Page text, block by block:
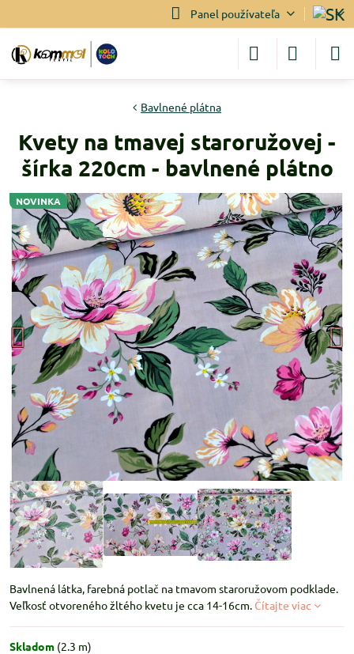
Panel používateľa
NOVINKA
Bavlnené plátna
Kvety na tmavej staroružovej -
šírka 220cm - bavlnené plátno
Bavlnená látka, farebná potlač na tmavom staroružovom podklade.
Veľkosť otvoreného žltého kvetu je cca 14-16cm. Čítajte viac
Skladom (2.3 m)